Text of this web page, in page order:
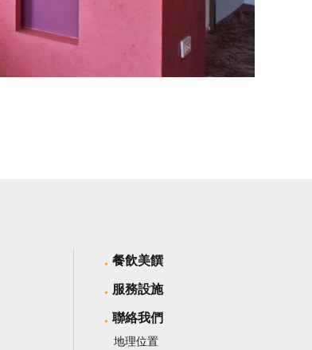
餐飲美饌
服務設施
聯絡我們
地理位置